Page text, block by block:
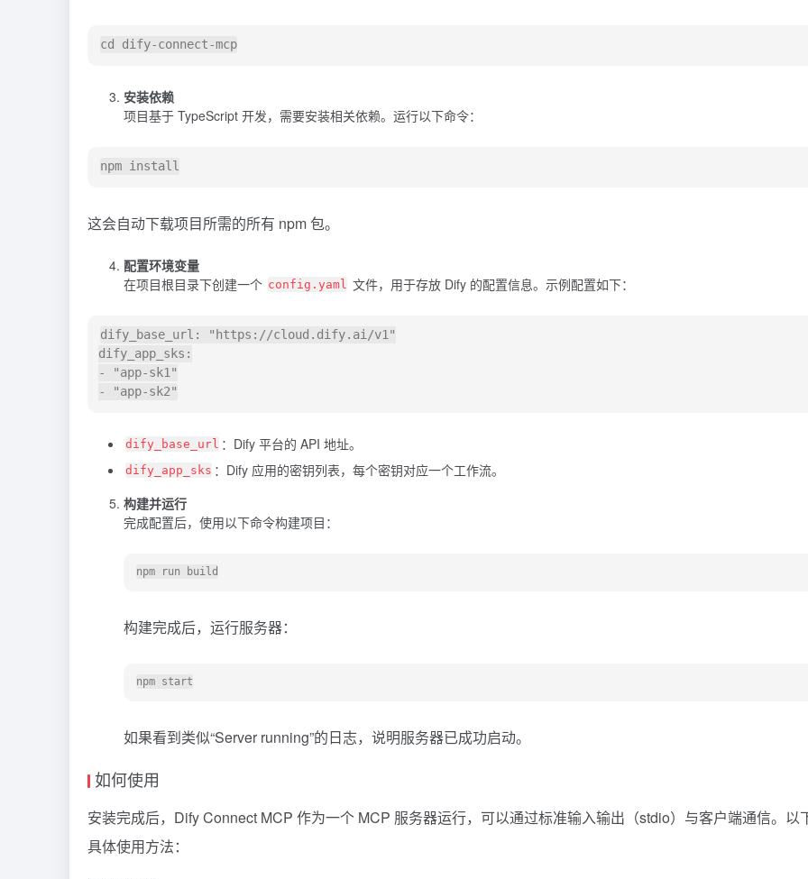
安装依赖
项目基于 TypeScript 开发，需要安装相关依赖。运行以下命令：
这会自动下载项目所需的所有 npm 包。
配置环境变量
在项目根目录下创建一个 config.yaml 文件，用于存放 Dify 的配置信息。示例配置如下：
dify_base_url: "https://cloud.dify.ai/v1"
dify_app_sks:
- "app-sk1"
dify_base_url ：Dify 平台的 API 地址。
dify_app_sks ：Dify 应用的密钥列表，每个密钥对应一个工作流。
构建并运行
完成配置后，使用以下命令构建项目：
构建完成后，运行服务器：
如果看到类似“Server running”的日志，说明服务器已成功启动。
如何使用
安装完成后，Dify Connect MCP 作为一个 MCP 服务器运行，可以通过标准输入输出（stdio）与客户端通信。以
具体使用方法：